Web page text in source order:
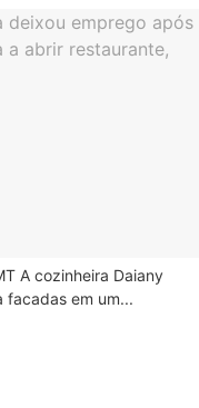
A cozinheira Daiany
facadas em um...